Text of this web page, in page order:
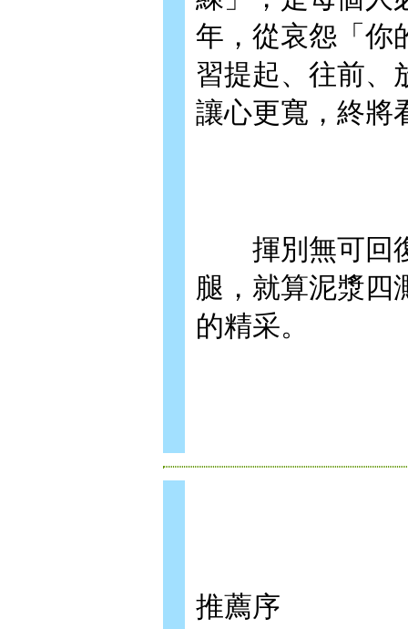
年，從哀怨「你
習提起、往前、
讓心更寬，終將
揮別無可回復
腿，就算泥漿四
的精采。
推薦序